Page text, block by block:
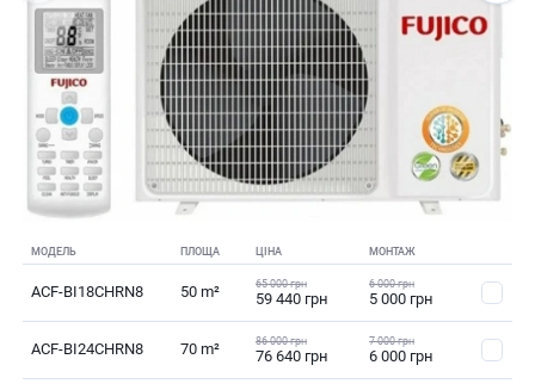
МОДЕЛЬ ПЛОЩА ЦІНА МОНТАЖ
ACF-BI18CHRN8 50 m² 65 000 грн
59 440 грн
6 000 грн
5 000 грн
ACF-BI24CHRN8 70 m² 86 000 грн
76 640 грн
7 000 грн
6 000 грн